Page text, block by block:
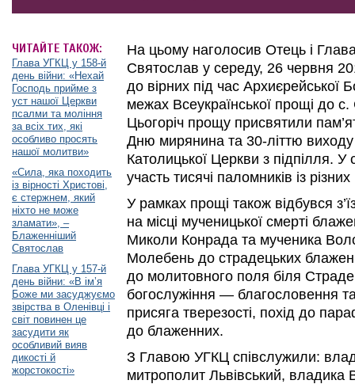
ЧИТАЙТЕ ТАКОЖ:
Глава УГКЦ у 158-й
день війни: «Нехай
Господь прийме з
уст нашої Церкви
псалми та моління
за всіх тих, які
особливо просять
нашої молитви»
«Сила, яка походить
із вірності Христові,
є стержнем, який
ніхто не може
зламати», –
Блаженніший
Святослав
Глава УГКЦ у 157-й
день війни: «В ім’я
Боже ми засуджуємо
звірства в Оленівці і
світ повинен це
засудити як
особливий вияв
дикості й
жорстокості»
На цьому наголосив Отець і
Святослав у середу, 26 червня
до вірних під час Архиєрейської
межах Всеукраїнської прощі до
Цьогоріч прощу присвятили
Дню мирянина та 30-літтю виходу
Католицької Церкви з підпілля. У
участь тисячі паломників із різних
У рамках прощі також відбувся
на місці мученицької смерті
Миколи Конрада та мученика
Молебень до страдецьких
до молитовного поля біля
богослужіння — благословення
присяга тверезості, похід до
до блаженних.
З Главою УГКЦ співслужили:
митрополит Львівський, владика